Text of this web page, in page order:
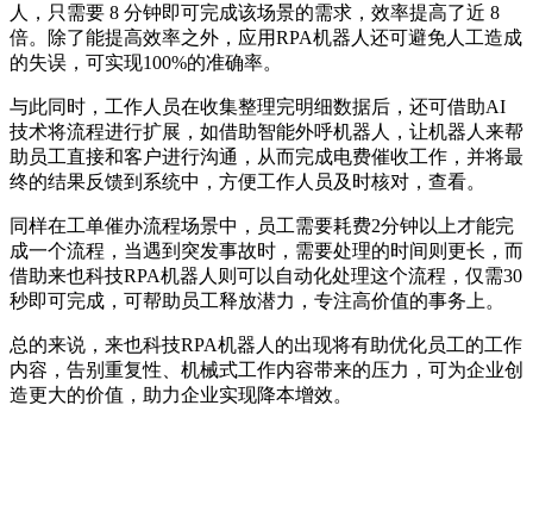
人，只需要 8 分钟即可完成该场景的需求，效率提高了近 8
倍。除了能提高效率之外，应用RPA机器人还可避免人工造成
的失误，可实现100%的准确率。
与此同时，工作人员在收集整理完明细数据后，还可借助AI
技术将流程进行扩展，如借助智能外呼机器人，让机器人来帮
助员工直接和客户进行沟通，从而完成电费催收工作，并将最
终的结果反馈到系统中，方便工作人员及时核对，查看。
同样在工单催办流程场景中，员工需要耗费2分钟以上才能完
成一个流程，当遇到突发事故时，需要处理的时间则更长，而
借助来也科技RPA机器人则可以自动化处理这个流程，仅需30
秒即可完成，可帮助员工释放潜力，专注高价值的事务上。
总的来说，来也科技RPA机器人的出现将有助优化员工的工作
内容，告别重复性、机械式工作内容带来的压力，可为企业创
造更大的价值，助力企业实现降本增效。